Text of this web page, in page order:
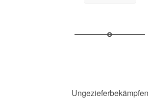
Ungezieferbekämpfen